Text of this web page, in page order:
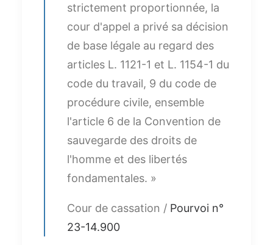
strictement proportionnée, la
cour d'appel a privé sa décision
de base légale au regard des
articles L. 1121-1 et L. 1154-1 du
code du travail, 9 du code de
procédure civile, ensemble
l'article 6 de la Convention de
sauvegarde des droits de
l'homme et des libertés
fondamentales. »
Cour de cassation / Pourvoi n°
23-14.900